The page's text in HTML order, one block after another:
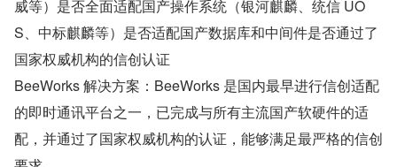
威等）是否全面适配国产操作系统（银河麒麟、统信 UO
S、中标麒麟等）是否适配国产数据库和中间件是否通过了
国家权威机构的信创认证
BeeWorks 解决方案：BeeWorks 是国内最早进行信创适配
的即时通讯平台之一，已完成与所有主流国产软硬件的适
配，并通过了国家权威机构的认证，能够满足最严格的信创